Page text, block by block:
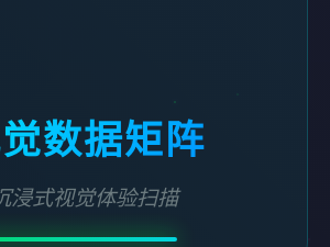
数据矩阵
浸式视觉体验扫描